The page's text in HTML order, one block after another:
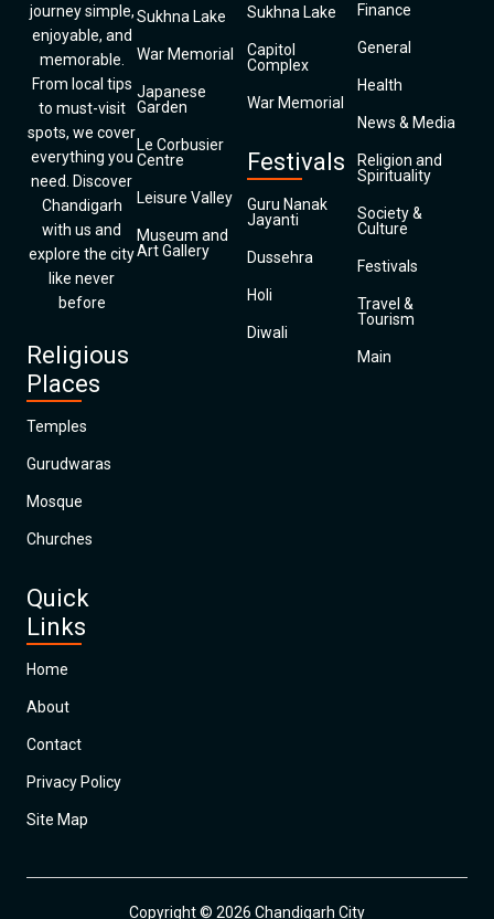
journey simple,
enjoyable, and
memorable.
From local tips
to must-visit
spots, we cover
everything you
need. Discover
Chandigarh
with us and
explore the city
like never
before
Religious
Places
Temples
Gurudwaras
Mosque
Churches
Quick
Links
Home
About
Contact
Privacy Policy
Site Map
Sukhna Lake
War Memorial
Japanese
Garden
Le Corbusier
Centre
Leisure Valley
Museum and
Art Gallery
Sukhna Lake
Capitol
Complex
War Memorial
Festivals
Guru Nanak
Jayanti
Dussehra
Holi
Diwali
Finance
General
Health
News & Media
Religion and
Spirituality
Society &
Culture
Festivals
Travel &
Tourism
Main
Copyright © 2026 Chandigarh City